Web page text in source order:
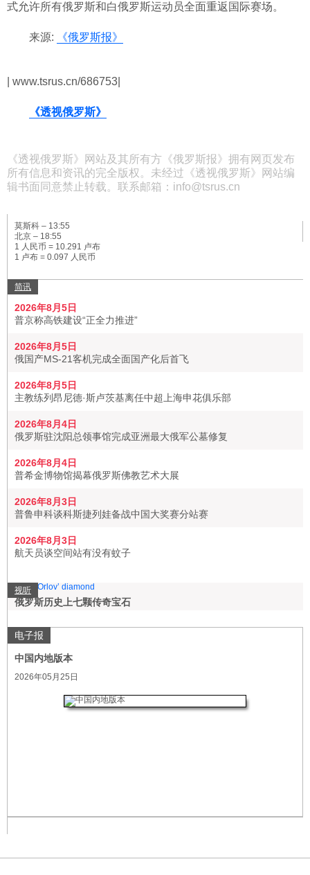
式允许所有俄罗斯和白俄罗斯运动员全面重返国际赛场。
来源: 《俄罗斯报》
| www.tsrus.cn/686753|
《透视俄罗斯》
《透视俄罗斯》网站及其所有方《俄罗斯报》拥有网页发布
所有信息和资讯的完全版权。未经过《透视俄罗斯》网站编
辑书面同意禁止转载。联系邮箱：info@tsrus.cn
莫斯科 – 13:55
北京 – 18:55
1 人民币 = 10.291 卢布
1 卢布 = 0.097 人民币
简讯
2026年8月5日
普京称高铁建设“正全力推进”
2026年8月5日
俄国产MS-21客机完成全面国产化后首飞
2026年8月5日
主教练列昂尼德·斯卢茨基离任中超上海申花俱乐部
2026年8月4日
俄罗斯驻沈阳总领事馆完成亚洲最大俄军公墓修复
2026年8月4日
普希金博物馆揭幕俄罗斯佛教艺术大展
2026年8月3日
普鲁申科谈科斯捷列娃备战中国大奖赛分站赛
2026年8月3日
航天员谈空间站有没有蚊子
视听
俄罗斯历史上七颗传奇宝石
电子报
中国内地版本
2026年05月25日